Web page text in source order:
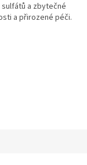
a zbytečné
a přirozené péči.